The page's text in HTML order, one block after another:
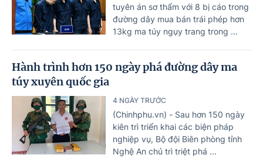
tuyên án sơ thẩm với 8 bị cáo trong
đường dây mua bán trái phép hơn
13kg ma túy ngụy trang trong ...
Hành trình hơn 150 ngày phá đường dây ma
túy xuyên quốc gia
4 NGÀY TRƯỚC
(Chinhphu.vn) - Sau hơn 150 ngày
kiên trì triển khai các biện pháp
nghiệp vụ, Bộ đội Biên phòng tỉnh
Nghệ An chủ trì triệt phá ...